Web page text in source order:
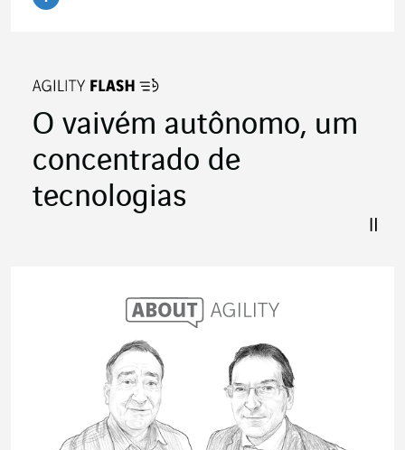
O vaivém autônomo, um
concentrado de
tecnologias